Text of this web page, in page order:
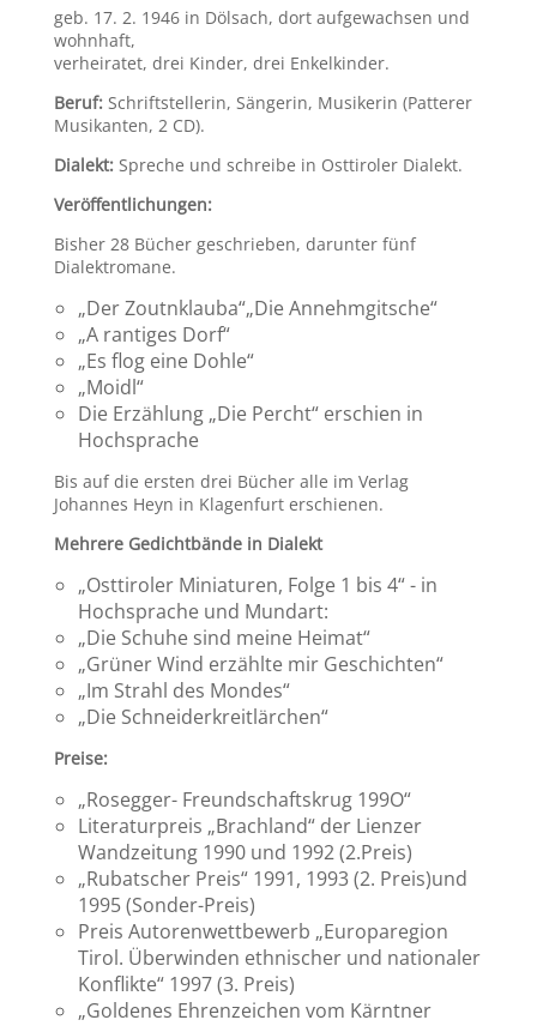
geb. 17. 2. 1946 in Dölsach, dort aufgewachsen und
wohnhaft,
verheiratet, drei Kinder, drei Enkelkinder.
Beruf:Schriftstellerin, Sängerin, Musikerin (Patterer
Musikanten, 2 CD).
Dialekt:Spreche und schreibe in Osttiroler Dialekt.
Veröffentlichungen:
Bisher 28 Bücher geschrieben, darunter fünf
Dialektromane.
„Der Zoutnklauba“„Die Annehmgitsche“
„A rantiges Dorf“
„Es flog eine Dohle“
„Moidl“
Die Erzählung „Die Percht“ erschien in
Hochsprache
Bis auf die ersten drei Bücher alle im Verlag
Johannes Heyn in Klagenfurt erschienen.
Mehrere Gedichtbände in Dialekt
„Osttiroler Miniaturen, Folge 1 bis 4“ - in
Hochsprache und Mundart:
„Die Schuhe sind meine Heimat“
„Grüner Wind erzählte mir Geschichten“
„Im Strahl des Mondes“
„Die Schneiderkreitlärchen“
Preise:
„Rosegger- Freundschaftskrug 199O“
Literaturpreis „Brachland“ der Lienzer
Wandzeitung 1990 und 1992 (2.Preis)
„Rubatscher Preis“ 1991, 1993 (2. Preis)und
1995 (Sonder-Preis)
Preis Autorenwettbewerb „Europaregion
Tirol. Überwinden ethnischer und nationaler
Konflikte“ 1997 (3. Preis)
„Goldenes Ehrenzeichen vom Kärntner